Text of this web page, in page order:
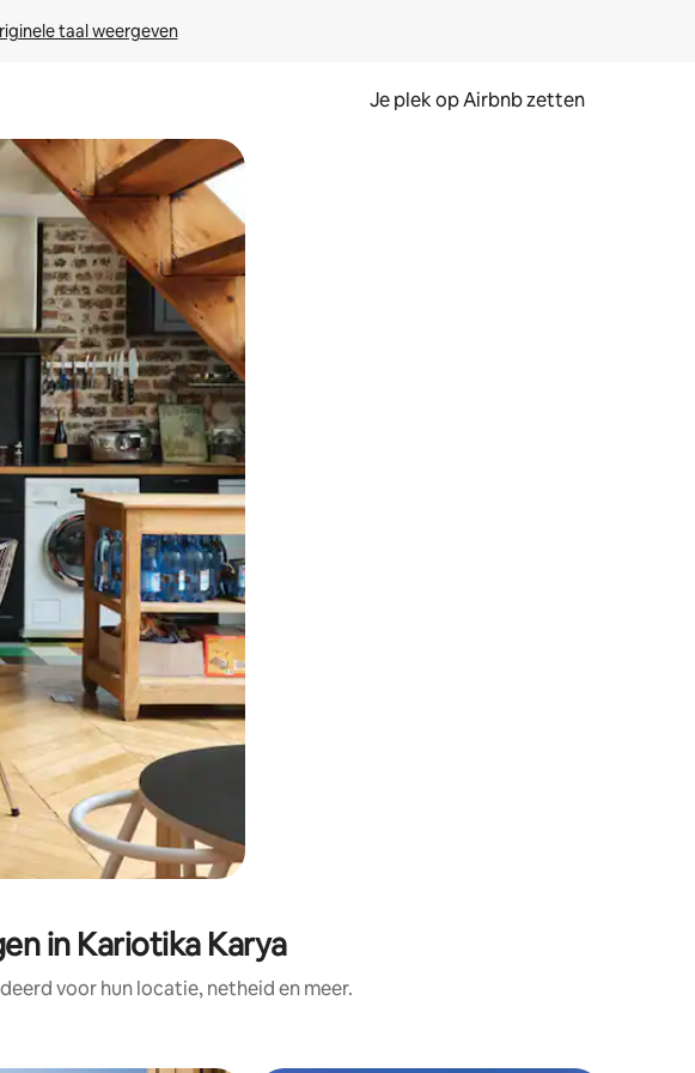
taal weergeven
Je plek op Airbnb zetten
óf door te tikken of swipen.
in Kariotika Karya
voor hun locatie, netheid en meer.